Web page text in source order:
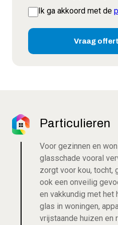
Ik ga akkoord met de
Vraag
Particulieren
Voor gezinnen en
glasschade vooral
zorgt voor kou, tocht,
ook een onveilig
en vakkundig met het
glas in woningen,
vrijstaande huizen en